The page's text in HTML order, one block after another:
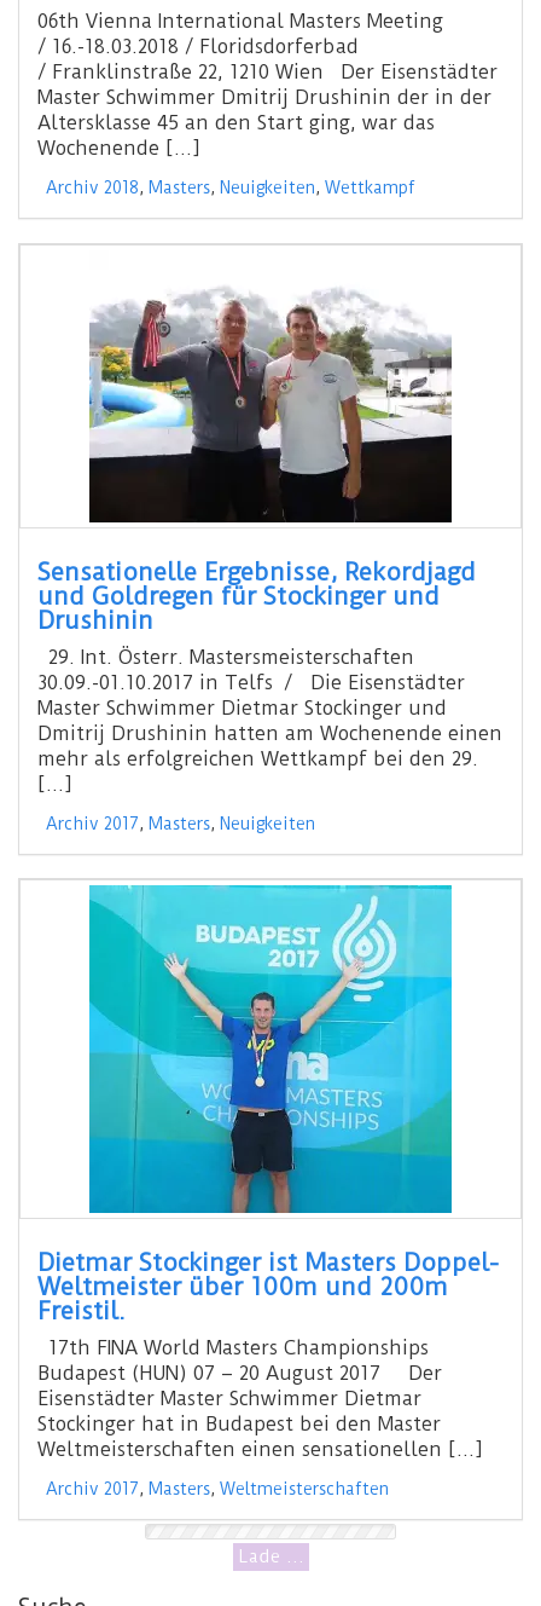
06th Vienna International Masters Meeting
/ 16.-18.03.2018 / Floridsdorferbad
/ Franklinstraße 22, 1210 Wien Der Eisenstädter
Master Schwimmer Dmitrij Drushinin der in der
Altersklasse 45 an den Start ging, war das
Wochenende […]
Archiv 2018, Masters, Neuigkeiten, Wettkampf
Sensationelle Ergebnisse, Rekordjagd
und Goldregen für Stockinger und
Drushinin
29. Int. Österr. Mastersmeisterschaften
30.09.-01.10.2017 in Telfs / Die Eisenstädter
Master Schwimmer Dietmar Stockinger und
Dmitrij Drushinin hatten am Wochenende einen
mehr als erfolgreichen Wettkampf bei den 29.
[…]
Archiv 2017, Masters, Neuigkeiten
Dietmar Stockinger ist Masters Doppel-
Weltmeister über 100m und 200m
Freistil.
17th FINA World Masters Championships
Budapest (HUN) 07 – 20 August 2017 Der
Eisenstädter Master Schwimmer Dietmar
Stockinger hat in Budapest bei den Master
Weltmeisterschaften einen sensationellen […]
Archiv 2017, Masters, Weltmeisterschaften